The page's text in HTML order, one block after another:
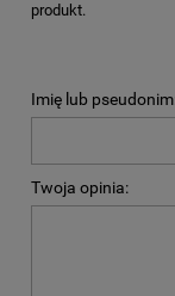
produkt.
Imię lub
Twoja opinia: